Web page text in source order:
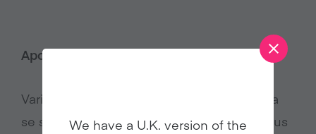
Apoyo de figuras y empresas
Varias figuras de la escena latinoamericana
se sumaron a esta iniciativa, posando en sus
We have a U.K. version of the